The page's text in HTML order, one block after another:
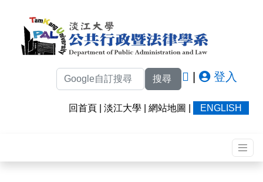
搜尋 登入
回首頁 淡江大學 網站地圖 ENGLISH